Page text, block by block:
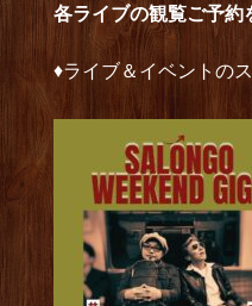
各ライブの観覧ご予約
♦︎ライブ＆イベントの